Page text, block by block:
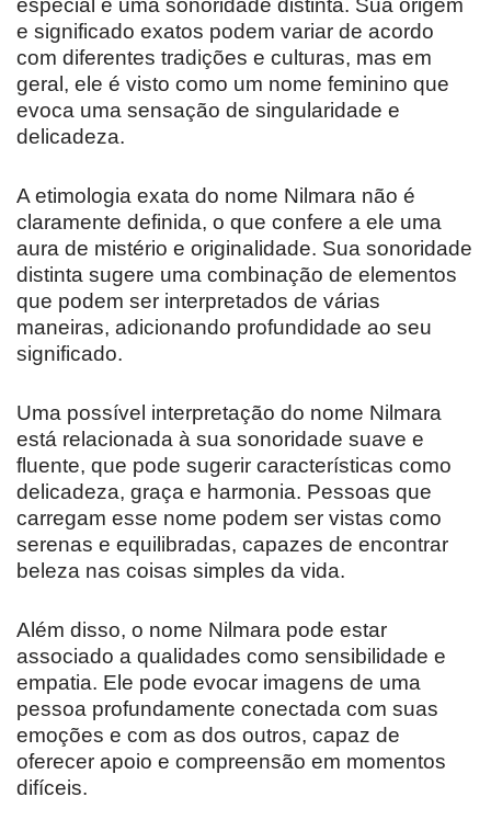
especial e uma sonoridade distinta. Sua origem
e significado exatos podem variar de acordo
com diferentes tradições e culturas, mas em
geral, ele é visto como um nome feminino que
evoca uma sensação de singularidade e
delicadeza.
A etimologia exata do nome Nilmara não é
claramente definida, o que confere a ele uma
aura de mistério e originalidade. Sua sonoridade
distinta sugere uma combinação de elementos
que podem ser interpretados de várias
maneiras, adicionando profundidade ao seu
significado.
Uma possível interpretação do nome Nilmara
está relacionada à sua sonoridade suave e
fluente, que pode sugerir características como
delicadeza, graça e harmonia. Pessoas que
carregam esse nome podem ser vistas como
serenas e equilibradas, capazes de encontrar
beleza nas coisas simples da vida.
Além disso, o nome Nilmara pode estar
associado a qualidades como sensibilidade e
empatia. Ele pode evocar imagens de uma
pessoa profundamente conectada com suas
emoções e com as dos outros, capaz de
oferecer apoio e compreensão em momentos
difíceis.